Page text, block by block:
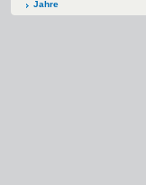
Jahre